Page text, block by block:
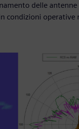
delle
condizioni operative